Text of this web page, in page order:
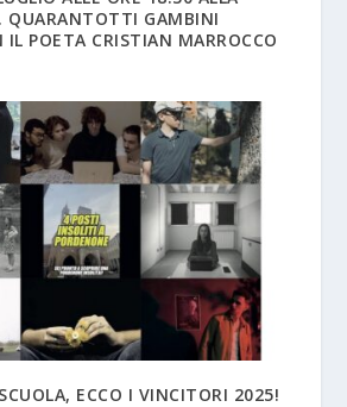
QUARANTOTTI GAMBINI
POETA CRISTIAN MARROCCO
ECCO I VINCITORI 2025!